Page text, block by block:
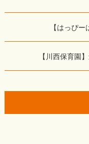
【はっぴ
【川西保育園